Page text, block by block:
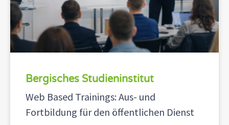
Bergisches Studieninstitut
Web Based Trainings: Aus- und
Fortbildung für den öffentlichen Dienst